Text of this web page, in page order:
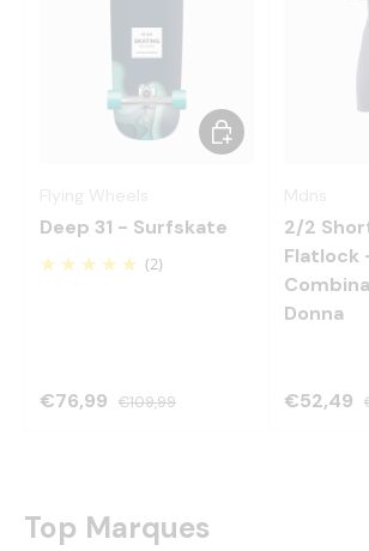
Deep 31 - Surfskate
(2)
€76,99 €109,99
Scegli opzioni
2/2
Flatlock
Donna
€52,49
Top Marques